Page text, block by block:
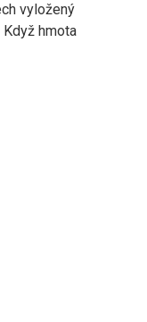
vyložený
hmota